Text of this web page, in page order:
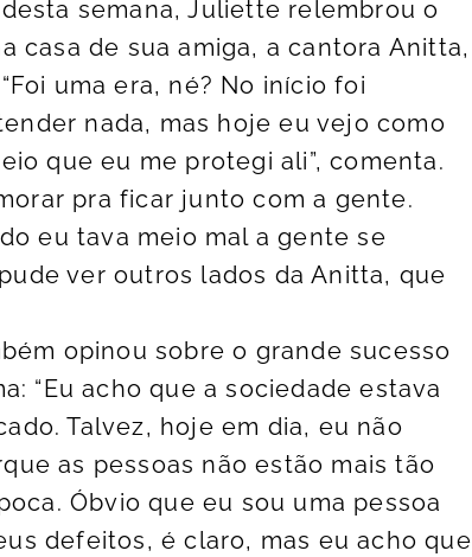
desta semana, Juliette relembrou o
casa de sua amiga, a cantora Anitta,
uma era, né? No início foi
nada, mas hoje eu vejo como
que eu me protegi ali”, comenta.
pra ficar junto com a gente.
eu tava meio mal a gente se
ver outros lados da Anitta, que
opinou sobre o grande sucesso
“Eu acho que a sociedade estava
Talvez, hoje em dia, eu não
as pessoas não estão mais tão
Óbvio que eu sou uma pessoa
defeitos, é claro, mas eu acho que